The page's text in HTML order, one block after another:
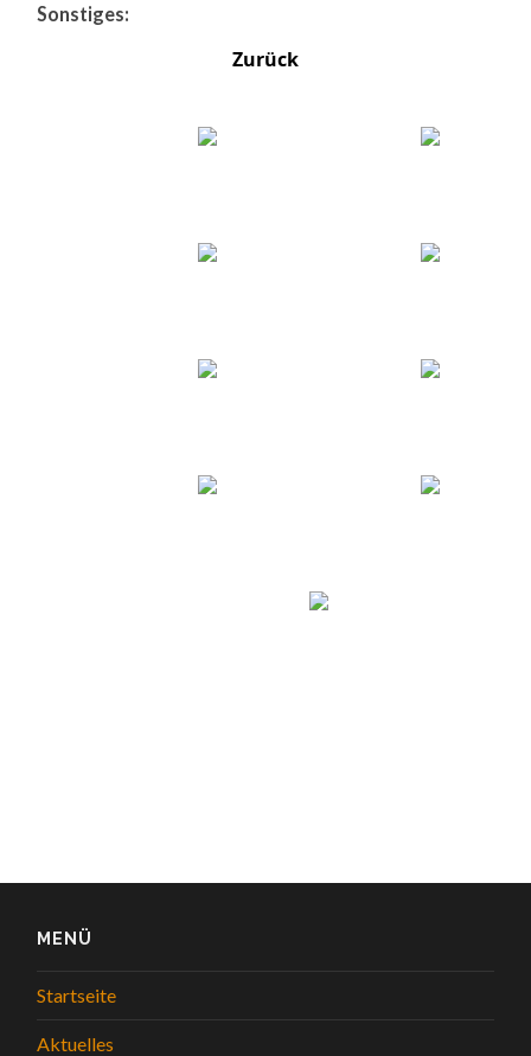
Sonstiges:
Zurück
MENÜ
Startseite
Aktuelles